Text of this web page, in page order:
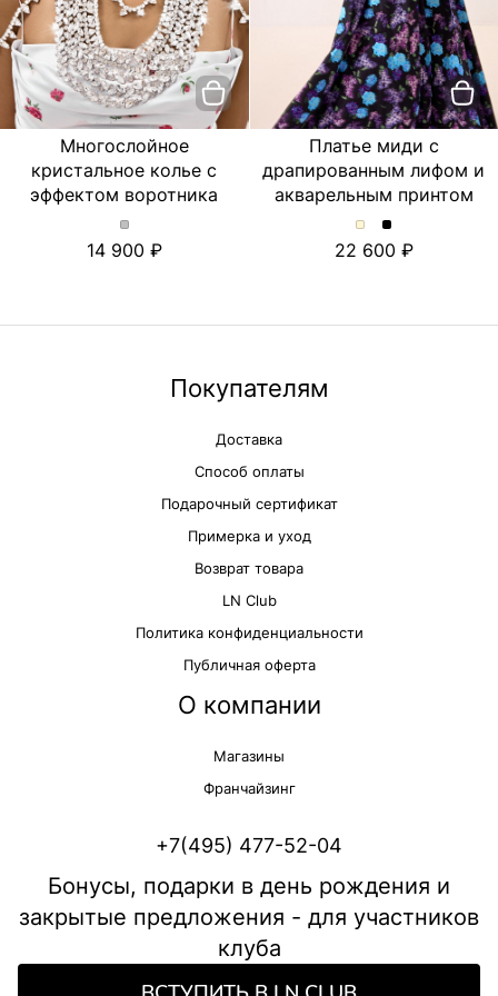
Многослойное
кристальное колье с
эффектом воротника
Многослойное
кристальное
Серебряный
14 900
Платье миди с
драпированным лифом и
акварельным принтом
Платье
миди
Платье
миди
22 600
Покупателям
Доставка
Способ оплаты
Подарочный сертификат
Примерка и уход
Возврат товара
LN Club
Политика конфиденциальности
Публичная оферта
О компании
Магазины
Франчайзинг
+7(495) 477-52-04
Бонусы, подарки в день рождения и
закрытые предложения - для участников
клуба